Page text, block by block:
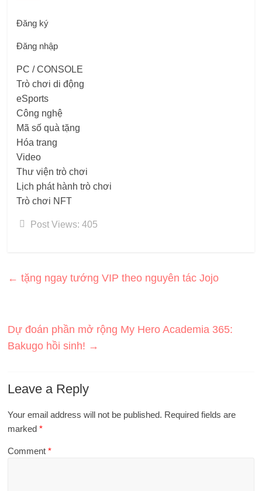
Đăng ký
Đăng nhập
PC / CONSOLE
Trò chơi di động
eSports
Công nghệ
Mã số quà tặng
Hóa trang
Video
Thư viện trò chơi
Lịch phát hành trò chơi
Trò chơi NFT
Post Views: 405
← tặng ngay tướng VIP theo nguyên tác Jojo
Dự đoán phần mở rộng My Hero Academia 365:
Bakugo hồi sinh! →
Leave a Reply
Your email address will not be published. Required fields are
marked*
Comment*